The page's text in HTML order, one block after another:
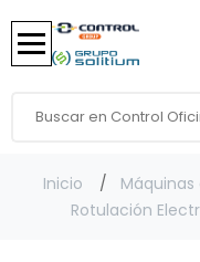
Inicio
Rotulación